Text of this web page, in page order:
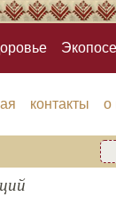
контакты о